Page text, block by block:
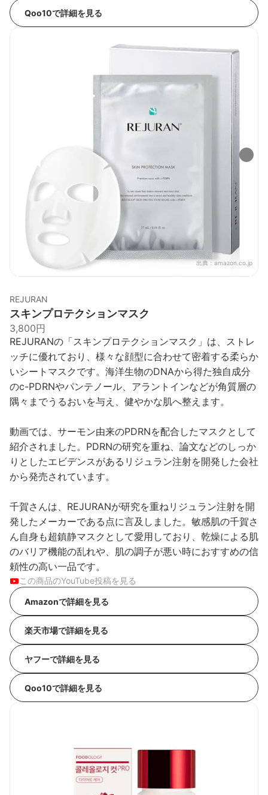
Qoo10で詳細を見る
出典： amazon.co.jp
REJURAN
スキンプロテクションマスク
3,800円
REJURANの「スキンプロテクションマスク」は、ストレ
ッチに優れており、様々な顔型に合わせて密着する柔らか
いシートマスクです。海洋生物のDNAから得た独自成分
のc-PDRNやパンテノール、アラントインなどが角質層の
隅々までうるおいを与え、健やかな肌へ整えます。
動画では、サーモン由来のPDRNを配合したマスクとして
紹介されました。PDRNの研究を重ね、論文などのしっか
りとしたエビデンスがあるリジュラン注射を開発した会社
から発売されています。
千賀さんは、REJURANが研究を重ねリジュラン注射を開
発したメーカーである点に言及しました。敏感肌の千賀さ
ん自身も超鎮静マスクとして愛用しており、乾燥による肌
のバリア機能の乱れや、肌の調子が悪い時におすすめの信
頼性の高い一品です。
この商品のYouTube投稿を見る
Amazonで詳細を見る
楽天市場で詳細を見る
ヤフーで詳細を見る
Qoo10で詳細を見る